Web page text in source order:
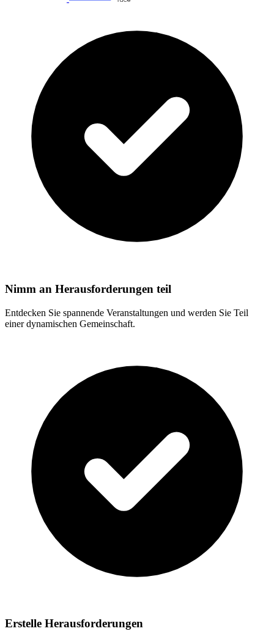
Nimm an Herausforderungen teil
Entdecken Sie spannende Veranstaltungen und werden Sie Teil
einer dynamischen Gemeinschaft.
Erstelle Herausforderungen